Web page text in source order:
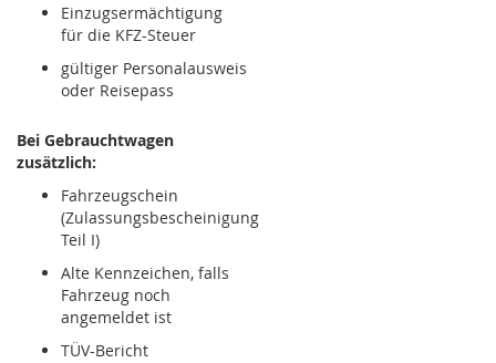
Einzugsermächtigung
für die KFZ-Steuer
gültiger Personalausweis
oder Reisepass
Bei Gebrauchtwagen
zusätzlich:
Fahrzeugschein
(Zulassungsbescheinigung
Teil I)
Alte Kennzeichen, falls
Fahrzeug noch
angemeldet ist
TÜV-Bericht